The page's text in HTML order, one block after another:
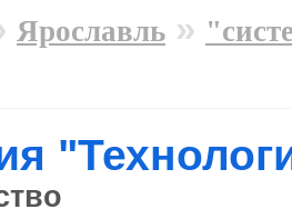
Ярославль »